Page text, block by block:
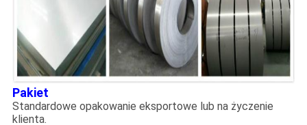
Pakiet
Standardowe opakowanie eksportowe lub na życzenie
klienta.